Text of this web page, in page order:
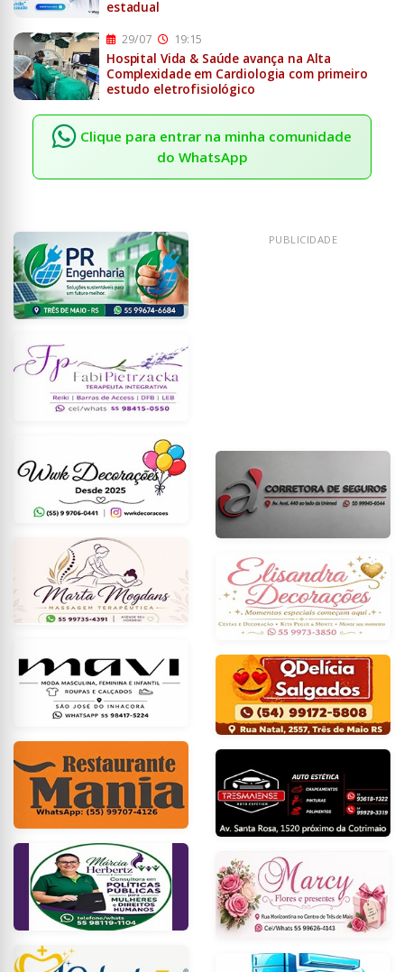
estadual
29/07 19:15
Hospital Vida & Saúde avança na Alta
Complexidade em Cardiologia com primeiro
estudo eletrofisiológico
Clique para entrar na minha comunidade
do WhatsApp